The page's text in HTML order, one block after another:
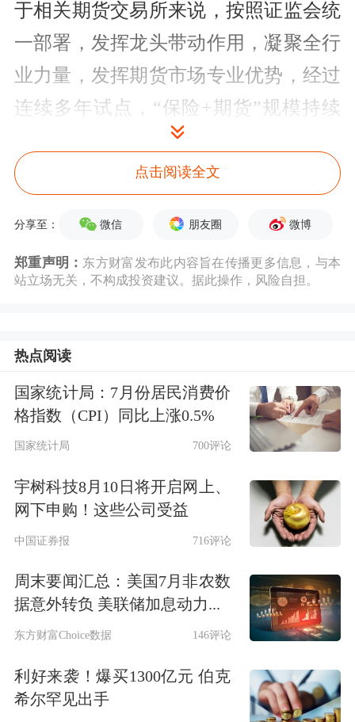
于相关期货交易所来说，按照证监会统
一部署，发挥龙头带动作用，凝聚全行
业力量，发挥期货市场专业优势，经过
连续多年试点，“保险+期货”规模持续
扩大、试点效果逐步显现、社会认同及
参与度不断提高，获得了社会各界的广
价格风险管理上的示范带动效
应日益显现。
开展了三年“
作。数据显示：三年间，郑商所“保险
+期货”试点品种从2个增加到3个，试点
项目从最初的6个增加到40个。一些品
种从单点开展到县域全覆盖，涉及的地
区由最初的4省(区)增加至9省(区)，惠
及农户从7675户增加到50132户。郑商
所支持资金从425万增加到5000万，目
前试点赔付率超过70%，平均保险费率
则从之前的超过5%降低到3%左右。“可
以说经过三年的不懈努力，郑商所这项
工作取得了预期效果，达到了‘扩面、
点击阅读全文
分享至： 微信 朋友圈 微博
郑重声明： 东方财富发布此内容旨在传播更多信息，与本
站立场无关，不构成投资建议。据此操作，风险自担。
热点阅读
国家统计局：7月份居民消费价
格指数（CPI）同比上涨0.5%
国家统计局 700评论
宇树科技8月10日将开启网上、
网下申购！这些公司受益
中国证券报 716评论
周末要闻汇总：美国7月非农数
据意外转负 美联储加息动力...
东方财富Choice数据 146评论
利好来袭！爆买1300亿元 伯克
希尔罕见出手